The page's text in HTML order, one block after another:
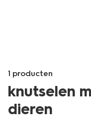
1 producten
knutselen
dieren